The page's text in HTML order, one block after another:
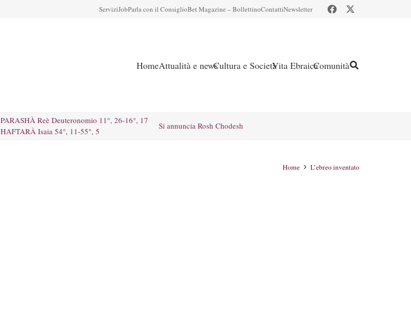
ServiziJobParla con il ConsiglioBet Magazine – BollettinoContattiNewsletter
HomeAttualità e newsCultura e SocietàVita EbraicaComunità
PARASHÀ Reè Deuteronomio 11°, 26-16°, 17
HAFTARÀ Isaia 54°, 11-55°, 5
Si annuncia Rosh Chodesh
Home L’ebreo inventato